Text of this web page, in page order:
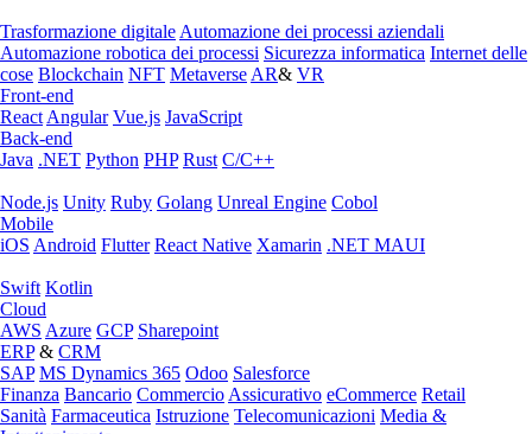
Trasformazione digitale Automazione dei processi aziendali
Automazione robotica dei processi Sicurezza informatica Internet delle
cose Blockchain NFT Metaverse AR& VR
Front-end
React Angular Vue.js JavaScript
Back-end
Java .NET Python PHP Rust C/C++
Node.js Unity Ruby Golang Unreal Engine Cobol
Mobile
iOS Android Flutter React Native Xamarin .NET MAUI
Swift Kotlin
Cloud
AWS Azure GCP Sharepoint
ERP& CRM
SAP MS Dynamics 365 Odoo Salesforce
Finanza Bancario Commercio Assicurativo eCommerce Retail
Sanità Farmaceutica Istruzione Telecomunicazioni Media &